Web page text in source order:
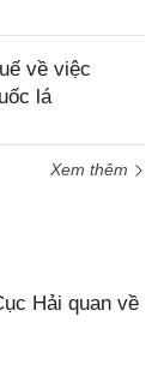
về việc
lá
Xem thêm
Hải quan về